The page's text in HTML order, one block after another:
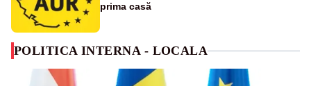
prima casă
POLITICA INTERNA - LOCALA